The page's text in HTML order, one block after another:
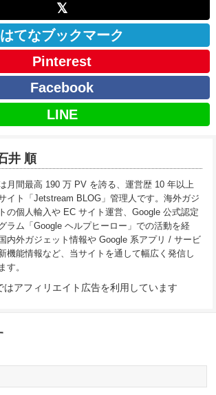
𝕏
はてなブックマーク
Pinterest
Facebook
LINE
井 順
月間最高 190 万 PV を誇る、運営歴 10 年以上
イト「Jetstream BLOG」管理人です。海外ガジ
の個人輸入や EC サイト運営、Google 公式認定
ラム「Google ヘルプヒーロー」での活動を経
内外ガジェット情報や Google 系アプリ / サービ
機能情報など、当サイトを通して幅広く発信し
す。
アフィリエイト広告を利用しています